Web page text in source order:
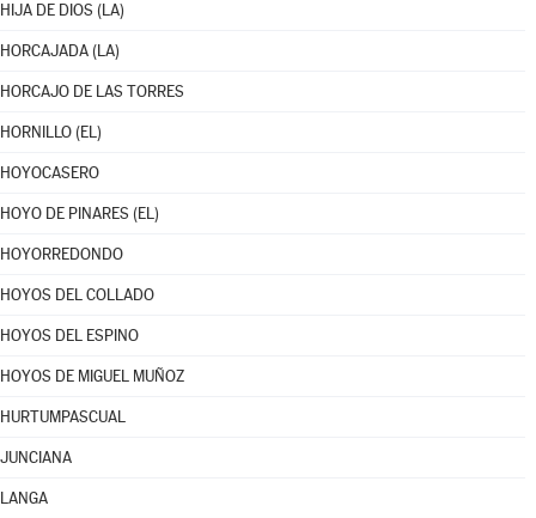
HIJA DE DIOS (LA)
HORCAJADA (LA)
HORCAJO DE LAS TORRES
HORNILLO (EL)
HOYOCASERO
HOYO DE PINARES (EL)
HOYORREDONDO
HOYOS DEL COLLADO
HOYOS DEL ESPINO
HOYOS DE MIGUEL MUÑOZ
HURTUMPASCUAL
JUNCIANA
LANGA